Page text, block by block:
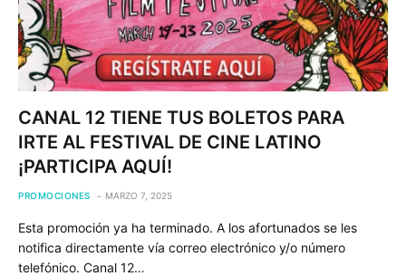
CANAL 12 TIENE TUS BOLETOS PARA
IRTE AL FESTIVAL DE CINE LATINO
¡PARTICIPA AQUÍ!
PROMOCIONES MARZO 7, 2025
Esta promoción ya ha terminado. A los afortunados se les
notifica directamente vía correo electrónico y/o número
telefónico. Canal 12…